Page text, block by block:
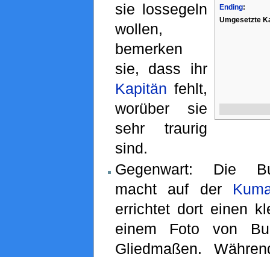
Ending:
Umgesetzte
sie lossegeln
wollen,
bemerken
sie, dass ihr
Kapitän fehlt,
worüber sie
sehr traurig
sind.
Gegenwart: Die
macht auf der
errichtet dort einen
einem Foto von
Gliedmaßen.